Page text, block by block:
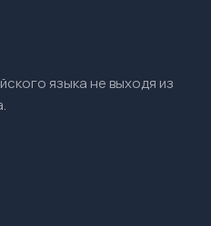
языка не выходя из